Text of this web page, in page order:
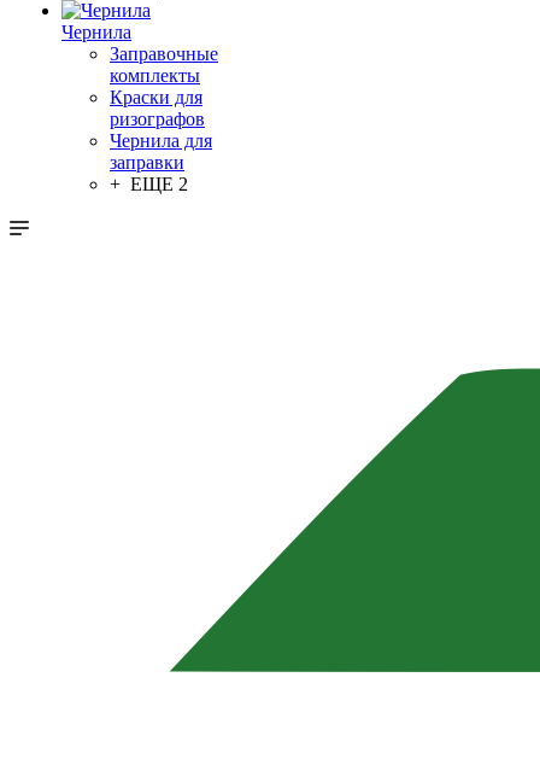
Чернила
Заправочные
комплекты
Краски для
ризографов
Чернила для
заправки
+ ЕЩЕ 2